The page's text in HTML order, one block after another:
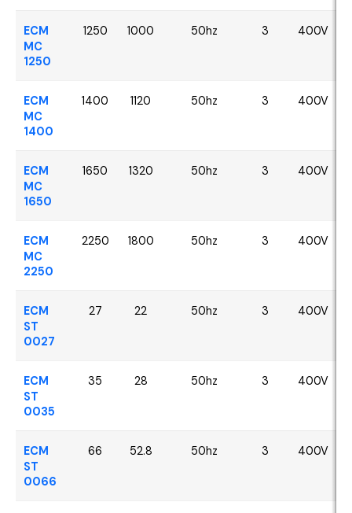
ECM
MC
1250
1250 1000 50hz 3 400V
ECM
MC
1400
1400 1120 50hz 3 400V
ECM
MC
1650
1650 1320 50hz 3 400V
ECM
MC
2250
2250 1800 50hz 3 400V
ECM
ST
0027
27 22 50hz 3 400V
ECM
ST
0035
35 28 50hz 3 400V
ECM
ST
0066
66 52.8 50hz 3 400V